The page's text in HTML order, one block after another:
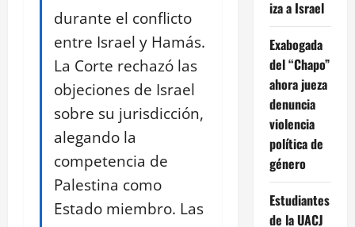
durante el conflicto
entre Israel y Hamás.
La Corte rechazó las
objeciones de Israel
sobre su jurisdicción,
alegando la
competencia de
Palestina como
Estado miembro. Las
iza a Israel
Exabogada
del “Chapo”
ahora jueza
denuncia
violencia
política de
género
Estudiantes
de la UACJ